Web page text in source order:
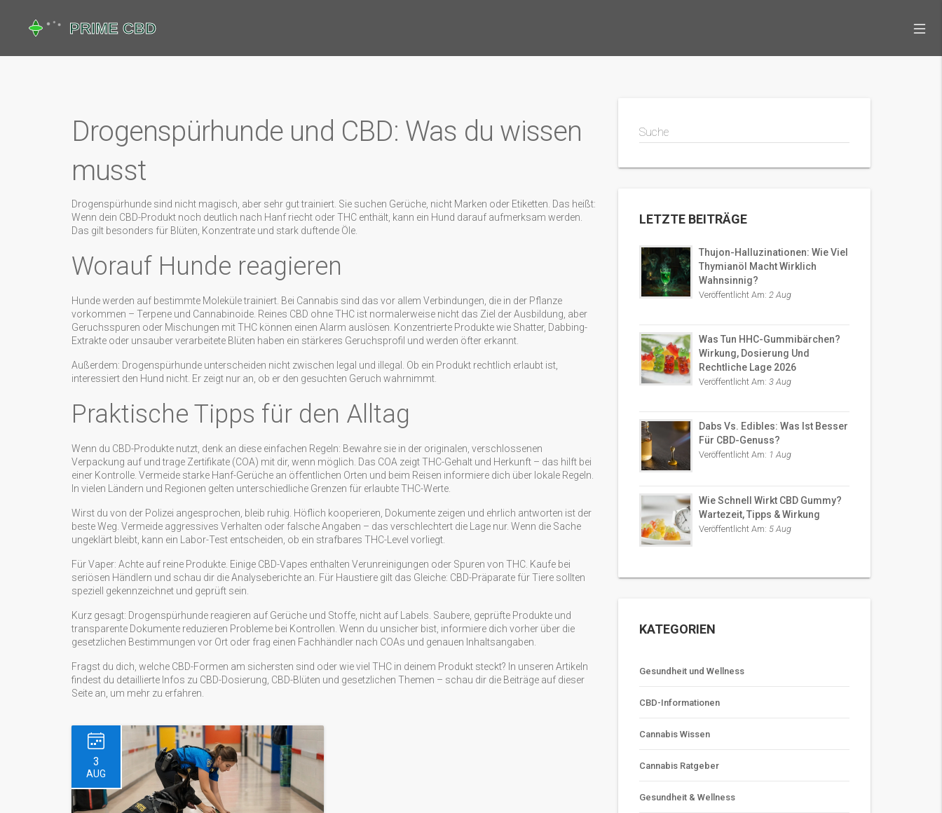
Drogenspürhunde und CBD: Was du wissen
musst
Drogenspürhunde sind nicht magisch, aber sehr gut trainiert. Sie suchen Gerüche, nicht Marken oder Etiketten. Das heißt:
Wenn dein CBD-Produkt noch deutlich nach Hanf riecht oder THC enthält, kann ein Hund darauf aufmerksam werden.
Das gilt besonders für Blüten, Konzentrate und stark duftende Öle.
Worauf Hunde reagieren
Hunde werden auf bestimmte Moleküle trainiert. Bei Cannabis sind das vor allem Verbindungen, die in der Pflanze
vorkommen – Terpene und Cannabinoide. Reines CBD ohne THC ist normalerweise nicht das Ziel der Ausbildung, aber
Geruchsspuren oder Mischungen mit THC können einen Alarm auslösen. Konzentrierte Produkte wie Shatter, Dabbing-
Extrakte oder unsauber verarbeitete Blüten haben ein stärkeres Geruchsprofil und werden öfter erkannt.
Außerdem: Drogenspürhunde unterscheiden nicht zwischen legal und illegal. Ob ein Produkt rechtlich erlaubt ist,
interessiert den Hund nicht. Er zeigt nur an, ob er den gesuchten Geruch wahrnimmt.
Praktische Tipps für den Alltag
Wenn du CBD-Produkte nutzt, denk an diese einfachen Regeln: Bewahre sie in der originalen, verschlossenen
Verpackung auf und trage Zertifikate (COA) mit dir, wenn möglich. Das COA zeigt THC-Gehalt und Herkunft – das hilft bei
einer Kontrolle. Vermeide starke Hanf-Gerüche an öffentlichen Orten und beim Reisen informiere dich über lokale Regeln.
In vielen Ländern und Regionen gelten unterschiedliche Grenzen für erlaubte THC-Werte.
Wirst du von der Polizei angesprochen, bleib ruhig. Höflich kooperieren, Dokumente zeigen und ehrlich antworten ist der
beste Weg. Vermeide aggressives Verhalten oder falsche Angaben – das verschlechtert die Lage nur. Wenn die Sache
ungeklärt bleibt, kann ein Labor-Test entscheiden, ob ein strafbares THC-Level vorliegt.
Für Vaper: Achte auf reine Produkte. Einige CBD-Vapes enthalten Verunreinigungen oder Spuren von THC. Kaufe bei
seriösen Händlern und schau dir die Analyseberichte an. Für Haustiere gilt das Gleiche: CBD-Präparate für Tiere sollten
speziell gekennzeichnet und geprüft sein.
Kurz gesagt: Drogenspürhunde reagieren auf Gerüche und Stoffe, nicht auf Labels. Saubere, geprüfte Produkte und
transparente Dokumente reduzieren Probleme bei Kontrollen. Wenn du unsicher bist, informiere dich vorher über die
gesetzlichen Bestimmungen vor Ort oder frag einen Fachhändler nach COAs und genauen Inhaltsangaben.
Fragst du dich, welche CBD-Formen am sichersten sind oder wie viel THC in deinem Produkt steckt? In unseren Artikeln
findest du detaillierte Infos zu CBD-Dosierung, CBD-Blüten und gesetzlichen Themen – schau dir die Beiträge auf dieser
Seite an, um mehr zu erfahren.
3
AUG
Suche
LETZTE BEITRÄGE
Thujon-Halluzinationen: Wie Viel
Thymianöl Macht Wirklich
Wahnsinnig?
Veröffentlicht Am: 2 Aug
Was Tun HHC-Gummibärchen?
Wirkung, Dosierung Und
Rechtliche Lage 2026
Veröffentlicht Am: 3 Aug
Dabs Vs. Edibles: Was Ist Besser
Für CBD-Genuss?
Veröffentlicht Am: 1 Aug
Wie Schnell Wirkt CBD Gummy?
Wartezeit, Tipps & Wirkung
Veröffentlicht Am: 5 Aug
KATEGORIEN
Gesundheit und Wellness
CBD-Informationen
Cannabis Wissen
Cannabis Ratgeber
Gesundheit & Wellness